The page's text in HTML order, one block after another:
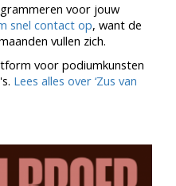
voor jouw
snel contact op, want de
vullen zich.
voor podiumkunsten
Lees alles over ‘Zus van